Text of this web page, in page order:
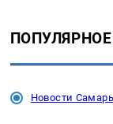
ПОПУЛЯРНОЕ
Новости